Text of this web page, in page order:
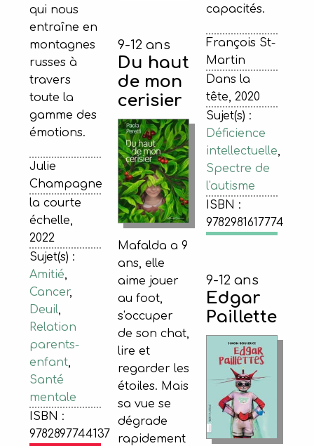
qui nous
entraîne en
montagnes
russes à
travers
toute la
gamme des
émotions.
Julie
Champagne
la courte
échelle,
2022
Sujet(s) :
Amitié,
Cancer,
Deuil,
Relation
parents-
enfant,
Santé
mentale
ISBN :
9782897744137
capacités.
François St-
Martin
Dans la
tête, 2020
Sujet(s) :
Déficience
intellectuelle,
Spectre de
l'autisme
ISBN :
9782981617774
9-12 ans
Du haut
de mon
cerisier
Mafalda a 9
ans, elle
aime jouer
au foot,
s'occuper
de son chat,
lire et
regarder les
étoiles. Mais
sa vue se
dégrade
rapidement
9-12 ans
Edgar
Paillette